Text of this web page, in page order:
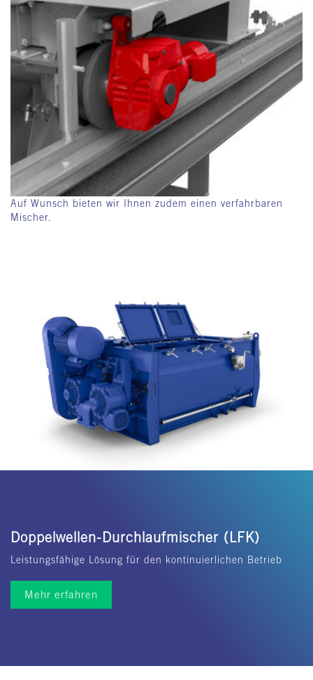
Auf Wunsch bieten wir Ihnen zudem einen verfahrbaren
Mischer.
Doppelwellen-Durchlaufmischer (LFK)
Leistungsfähige Lösung für den kontinuierlichen Betrieb
Mehr erfahren